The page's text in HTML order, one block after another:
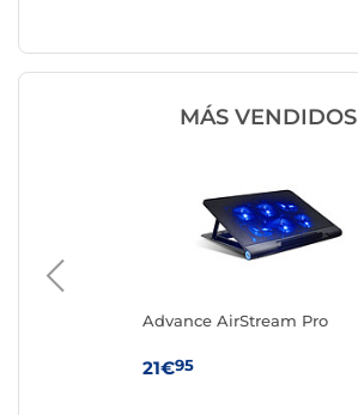
MÁS VENDIDOS
Advance AirStream Pro
21€95